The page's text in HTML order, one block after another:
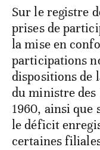
Sur le registre
prises de
la mise en
participations
dispositions de
du ministre
1960, ainsi que
le déficit
certaines